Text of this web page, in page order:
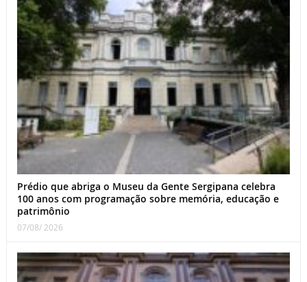
Prédio que abriga o Museu da Gente Sergipana celebra
100 anos com programação sobre memória, educação e
patrimônio
07/08/ 2026